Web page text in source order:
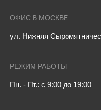
ОФИС В МОСКВЕ
ул. Нижняя
РЕЖИМ РАБОТЫ
Пн. - Пт.: с 9:00 до 19:00